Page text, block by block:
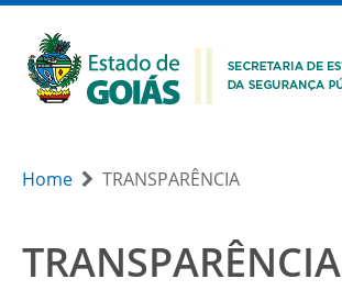
Home TRANSPARÊNCIA
TRANSPARÊNCIA